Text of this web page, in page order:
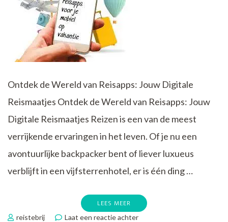
Ontdek de Wereld van Reisapps: Jouw Digitale
Reismaatjes Ontdek de Wereld van Reisapps: Jouw
Digitale Reismaatjes Reizen is een van de meest
verrijkende ervaringen in het leven. Of je nu een
avontuurlijke backpacker bent of liever luxueus
verblijft in een vijfsterrenhotel, er is één ding …
LEES MEER
reistebrij Laat een reactie achterop